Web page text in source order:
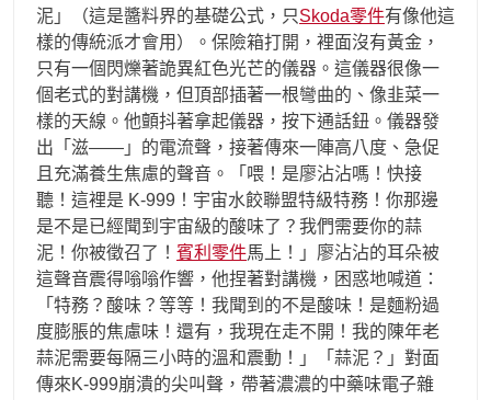
泥」（這是醬料界的基礎公式，只Skoda零件有像他這
樣的傳統派才會用）。保險箱打開，裡面沒有黃金，
只有一個閃爍著詭異紅色光芒的儀器。這儀器很像一
個老式的對講機，但頂部插著一根彎曲的、像韭菜一
樣的天線。他顫抖著拿起儀器，按下通話鈕。儀器發
出「滋——」的電流聲，接著傳來一陣高八度、急促
且充滿養生焦慮的聲音。「喂！是廖沾沾嗎！快接
聽！這裡是 K-999！宇宙水餃聯盟特級特務！你那邊
是不是已經聞到宇宙級的酸味了？我們需要你的蒜
泥！你被徵召了！ 賓利零件馬上！」廖沾沾的耳朵被
這聲音震得嗡嗡作響，他捏著對講機，困惑地喊道：
「特務？酸味？等等！我聞到的不是酸味！是麵粉過
度膨脹的焦慮味！還有，我現在走不開！我的陳年老
蒜泥需要每隔三小時的溫和震動！」「蒜泥？」對面
傳來K-999崩潰的尖叫聲，帶著濃濃的中藥味電子雜